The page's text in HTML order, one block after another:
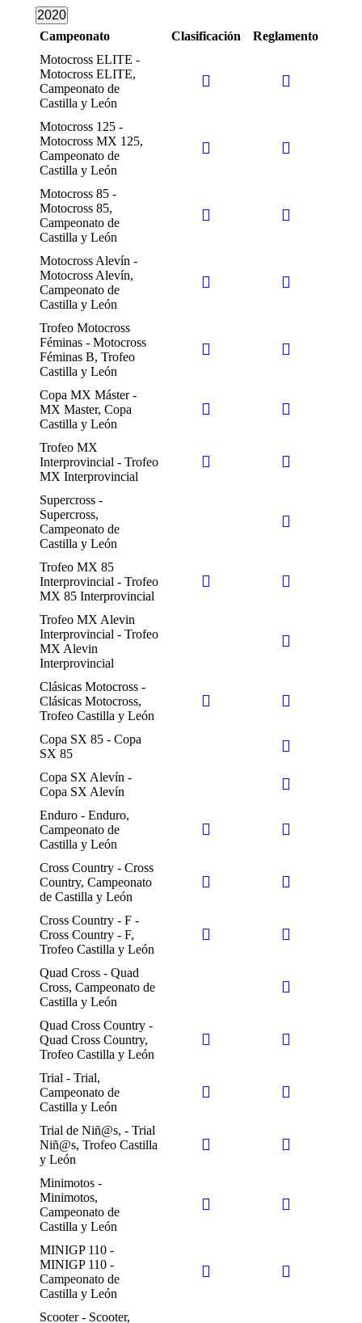
2020
Campeonato
Clasificación
Reglamento
Motocross ELITE -
Motocross ELITE,
Campeonato de
Castilla y León
Motocross 125 -
Motocross MX 125,
Campeonato de
Castilla y León
Motocross 85 -
Motocross 85,
Campeonato de
Castilla y León
Motocross Alevín -
Motocross Alevín,
Campeonato de
Castilla y León
Trofeo Motocross
Féminas - Motocross
Féminas B, Trofeo
Castilla y León
Copa MX Máster -
MX Master, Copa
Castilla y León
Trofeo MX
Interprovincial - Trofeo
MX Interprovincial
Supercross -
Supercross,
Campeonato de
Castilla y León
Trofeo MX 85
Interprovincial - Trofeo
MX 85 Interprovincial
Trofeo MX Alevin
Interprovincial - Trofeo
MX Alevin
Interprovincial
Clásicas Motocross -
Clásicas Motocross,
Trofeo Castilla y León
Copa SX 85 - Copa
SX 85
Copa SX Alevín -
Copa SX Alevín
Enduro - Enduro,
Campeonato de
Castilla y León
Cross Country - Cross
Country, Campeonato
de Castilla y León
Cross Country - F -
Cross Country - F,
Trofeo Castilla y León
Quad Cross - Quad
Cross, Campeonato de
Castilla y León
Quad Cross Country -
Quad Cross Country,
Trofeo Castilla y León
Trial - Trial,
Campeonato de
Castilla y León
Trial de Niñ@s, - Trial
Niñ@s, Trofeo Castilla
y León
Minimotos -
Minimotos,
Campeonato de
Castilla y León
MINIGP 110 -
MINIGP 110 -
Campeonato de
Castilla y León
Scooter - Scooter,